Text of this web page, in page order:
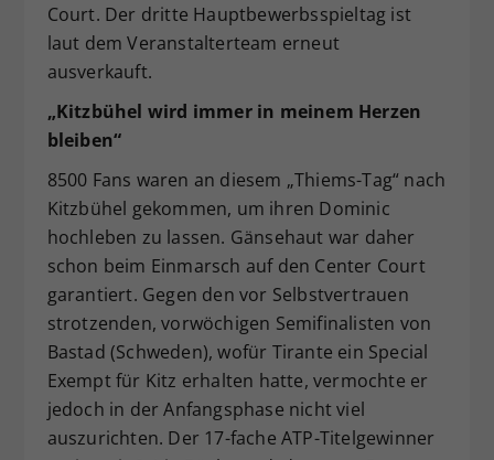
Court. Der dritte Hauptbewerbsspieltag ist
laut dem Veranstalterteam erneut
ausverkauft.
„Kitzbühel wird immer in meinem Herzen
bleiben“
8500 Fans waren an diesem „Thiems-Tag“ nach
Kitzbühel gekommen, um ihren Dominic
hochleben zu lassen. Gänsehaut war daher
schon beim Einmarsch auf den Center Court
garantiert. Gegen den vor Selbstvertrauen
strotzenden, vorwöchigen Semifinalisten von
Bastad (Schweden), wofür Tirante ein Special
Exempt für Kitz erhalten hatte, vermochte er
jedoch in der Anfangsphase nicht viel
auszurichten. Der 17-fache ATP-Titelgewinner